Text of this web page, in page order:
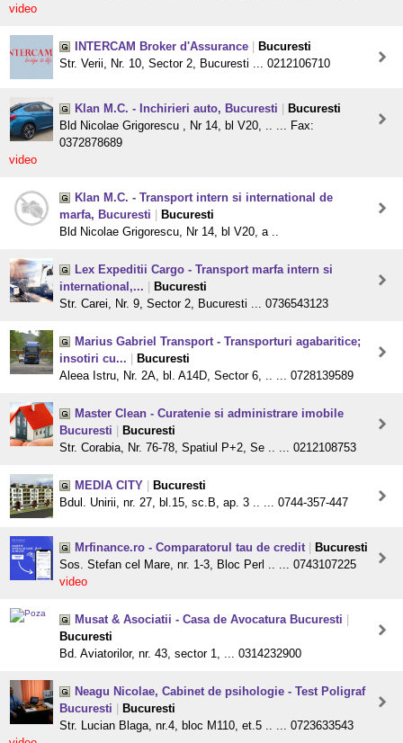
video
INTERCAM Broker d'Assurance
Bucuresti
Str. Verii, Nr. 10, Sector 2, Bucuresti ... 0212106710
Klan M.C. - Inchirieri auto, Bucuresti
Bucuresti
Bld Nicolae Grigorescu , Nr 14, bl V20, .. ... Fax:
0372878689
video
Klan M.C. - Transport intern si international de
marfa, Bucuresti
Bucuresti
Bld Nicolae Grigorescu, Nr 14, bl V20, a ..
Lex Expeditii Cargo - Transport marfa intern si
international,...
Bucuresti
Str. Carei, Nr. 9, Sector 2, Bucuresti ... 0736543123
Marius Gabriel Transport - Transporturi agabaritice;
insotiri cu...
Bucuresti
Aleea Istru, Nr. 2A, bl. A14D, Sector 6, .. ... 0728139589
Master Clean - Curatenie si administrare imobile
Bucuresti
Bucuresti
Str. Corabia, Nr. 76-78, Spatiul P+2, Se .. ... 0212108753
MEDIA CITY
Bucuresti
Bdul. Unirii, nr. 27, bl.15, sc.B, ap. 3 .. ... 0744-357-447
Mrfinance.ro - Comparatorul tau de credit
Bucuresti
Sos. Stefan cel Mare, nr. 1-3, Bloc Perl .. ... 0743107225
video
Musat & Asociatii - Casa de Avocatura Bucuresti
Bucuresti
Bd. Aviatorilor, nr. 43, sector 1, ... 0314232900
Neagu Nicolae, Cabinet de psihologie - Test Poligraf
Bucuresti
Bucuresti
Str. Lucian Blaga, nr.4, bloc M110, et.5 .. ... 0723633543